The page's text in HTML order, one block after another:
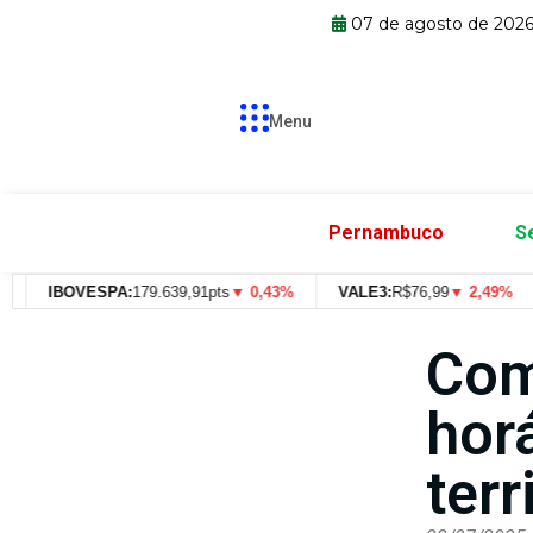
07 de agosto de
Menu
Pernambuco
IBOVESPA:179.639,91pts▼ 0,43% VALE3:R$76,99▼ 2,49%